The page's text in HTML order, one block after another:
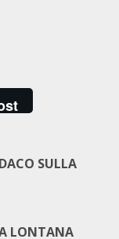
SULLA
LONTANA